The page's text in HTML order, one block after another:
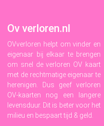
Ov verloren.nl
OVverloren helpt om vinder en
eigenaar bij elkaar te brengen
om snel de verloren OV kaart
met de rechtmatige eigenaar te
herenigen. Dus geef verloren
OV-kaarten nog een langere
levensduur. Dit is beter voor het
milieu en bespaart tijd & geld.